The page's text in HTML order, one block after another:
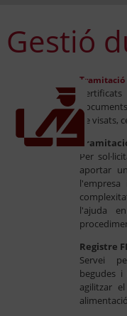
Gestió
de
Per
aportar
l'ajuda
Registre
Servei
begudes i
agilitzar